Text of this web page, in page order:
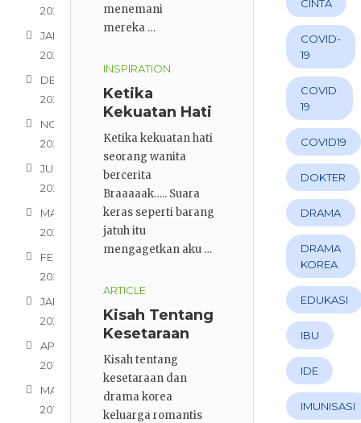
2021
JANUARI
2021
DESEMBER
2020
NOVEMBER
2020
JULI
2020
MARET
2020
FEBRUARI
2020
JANUARI
2020
APRIL
2019
MARET
2019
menemani
mereka …
INSPIRATION
Ketika
Kekuatan Hati
Seorang
Bercerita
Ketika kekuatan hati
seorang wanita
bercerita
Braaaaak….. Suara
keras seperti barang
jatuh itu
mengagetkan aku …
ARTICLE
Kisah Tentang
Kesetaraan
dan Drama
Korea
Keluarga
Romantis
Kisah tentang
kesetaraan dan
drama korea
keluarga romantis
CINTA
COVID-
19
COVID
19
COVID19
DOKTER
DRAMA
DRAMA
KOREA
EDUKASI
IBU
IDE
IMUNISASI